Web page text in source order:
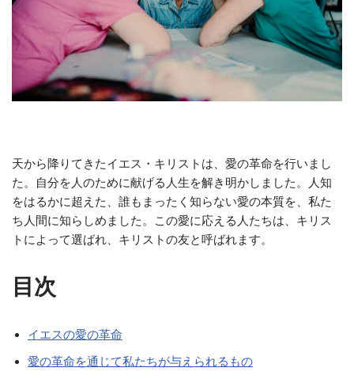
天から降りてきたイエス・キリストは、愛の革命を行いまし
た。自分を人のために献げる人生を解き明かしました。人知
をはるかに超えた、誰もまったく知らない愛の本質を、私た
ち人間に知らしめました。この愛に応える人たちは、キリス
トによって選ばれ、キリストの友と呼ばれます。
目次
イエスの愛の革命
愛の革命を通じて私たちが与えられるもの